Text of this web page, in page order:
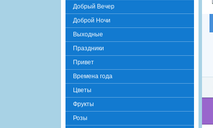
Добрый Вечер
Доброй Ночи
Выходные
Праздники
Привет
Времена года
Цветы
Фрукты
Розы